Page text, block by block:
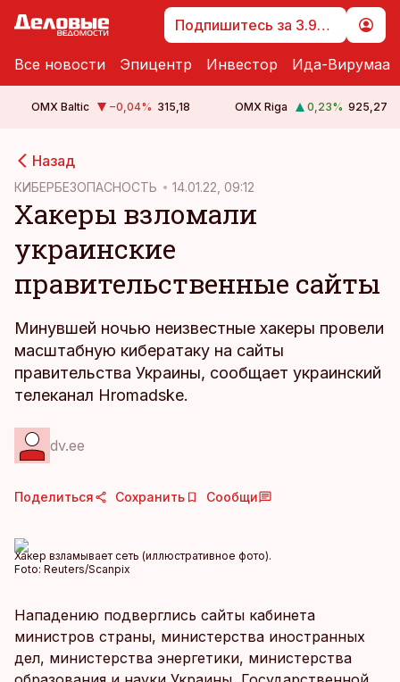
Подпишитесь за 3.99 €
Все новости Эпицентр Инвестор Ида-Вирумаа
OMX Baltic −0,04% 315,18 OMX Riga 0,23% 925,27
Назад
КИБЕРБЕЗОПАСНОСТЬ 14.01.22, 09:12
Хакеры взломали
украинские
правительственные сайты
Минувшей ночью неизвестные хакеры провели
масштабную кибератаку на сайты
правительства Украины, сообщает украинский
телеканал Hromadske.
dv.ee
Поделиться Сохранить Сообщи
Хакер взламывает сеть (иллюстративное фото).
Foto: Reuters/Scanpix
Нападению подверглись сайты кабинета
министров страны, министерства иностранных
дел, министерства энергетики, министерства